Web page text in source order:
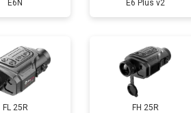
E6N E6 Plus v2
FL 25R FH 25R